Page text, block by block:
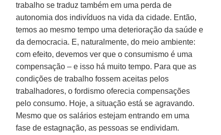
trabalho se traduz também em uma perda de
autonomia dos indivíduos na vida da cidade. Então,
temos ao mesmo tempo uma deterioração da saúde e
da democracia. E, naturalmente, do meio ambiente:
com efeito, devemos ver que o consumismo é uma
compensação – e isso há muito tempo. Para que as
condições de trabalho fossem aceitas pelos
trabalhadores, o fordismo oferecia compensações
pelo consumo. Hoje, a situação está se agravando.
Mesmo que os salários estejam entrando em uma
fase de estagnação, as pessoas se endividam.